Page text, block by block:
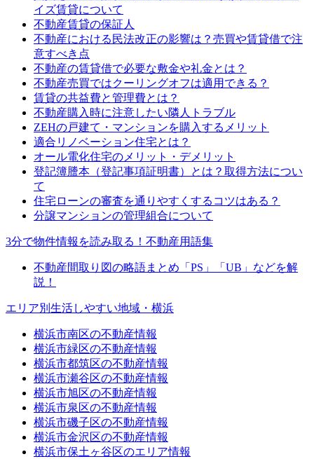
イズ賃貸について
不動産賃貸の保証人
不動産における民法改正の影響は？売買や賃貸借で注
意すべき点
不動産の賃貸借で必要な敷金や礼金とは？
不動産売買ではクーリングオフは適用できる？
賃貸の共益費と管理費とは？
不動産購入時に注意したい隣人トラブル
ZEHの戸建て・マンションを購入するメリット
適合リノベーション住宅とは？
オール電化住宅のメリット・デメリット
登記簿謄本（登記事項証明書）とは？取得方法につい
て
住宅ローンの審査を通りやすくするコツはある？
分譲マンションの管理組合について
3分で物件情報を読み取る！不動産用語集
不動産間取り図の略語まとめ「PS」「UB」などを解
説！
エリア別生活しやすい地域・横浜
横浜市南区の不動産情報
横浜市緑区の不動産情報
横浜市都筑区の不動産情報
横浜市瀬谷区の不動産情報
横浜市旭区の不動産情報
横浜市泉区の不動産情報
横浜市磯子区の不動産情報
横浜市金沢区の不動産情報
横浜市保土ヶ谷区のエリア情報